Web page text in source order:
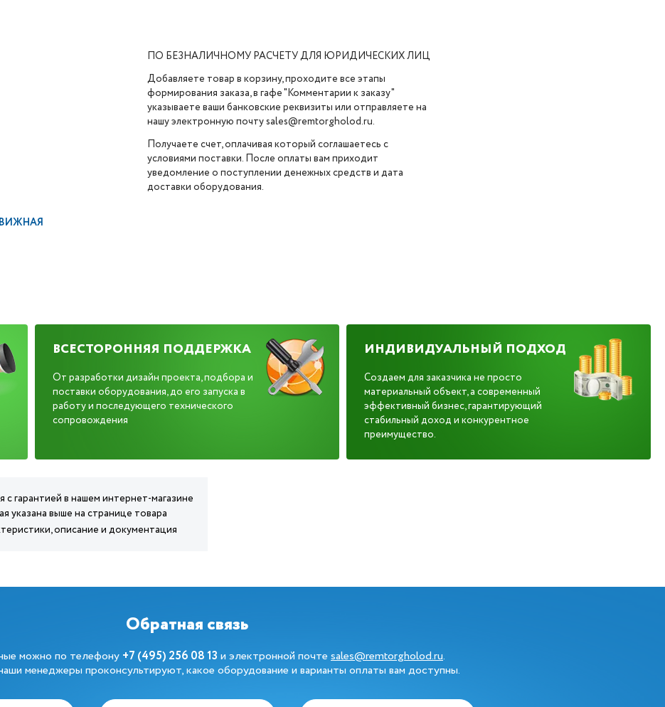
ПО БЕЗНАЛИЧНОМУ РАСЧЕТУ ДЛЯ ЮРИДИЧЕСКИХ ЛИЦ
Добавляете товар в корзину, проходите все этапы
формирования заказа, в гафе "Комментарии к заказу"
указываете ваши банковские реквизиты или отправляете на
нашу электронную почту sales@remtorgholod.ru.
Получаете счет, оплачивая который соглашаетесь с
условиями поставки. После оплаты вам приходит
уведомление о поступлении денежных средств и дата
доставки оборудования.
ВСЕСТОРОННЯЯ ПОДДЕРЖКА
От разработки дизайн проекта, подбора и
поставки оборудования, до его запуска в
работу и последующего технического
сопровождения
ИНДИВИДУАЛЬНЫЙ ПОДХОД
Создаем для заказчика не просто
материальный объект, а современный
эффективный бизнес, гарантирующий
стабильный доход и конкурентное
преимущество.
гарантией в нашем интернет-магазине
указана выше на странице товара
описание и документация
Обратная связь
можно по телефону +7 (495) 256 08 13 и электронной почте sales@remtorgholod.ru.
менеджеры проконсультируют, какое оборудование и варианты оплаты вам доступны.